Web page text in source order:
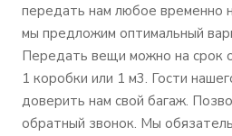
передать нам любое временно
мы предложим оптимальный
Передать вещи можно на срок
1 коробки или 1 м3. Гости
доверить нам свой багаж.
обратный звонок. Мы